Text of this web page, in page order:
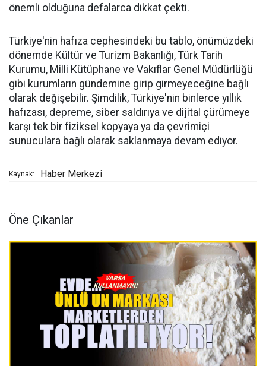
önemli olduğuna defalarca dikkat çekti.
Türkiye'nin hafıza cephesindeki bu tablo, önümüzdeki
dönemde Kültür ve Turizm Bakanlığı, Türk Tarih
Kurumu, Milli Kütüphane ve Vakıflar Genel Müdürlüğü
gibi kurumların gündemine girip girmeyeceğine bağlı
olarak değişebilir. Şimdilik, Türkiye'nin binlerce yıllık
hafızası, depreme, siber saldırıya ve dijital çürümeye
karşı tek bir fiziksel kopyaya ya da çevrimiçi
sunuculara bağlı olarak saklanmaya devam ediyor.
Kaynak: Haber Merkezi
Öne Çıkanlar